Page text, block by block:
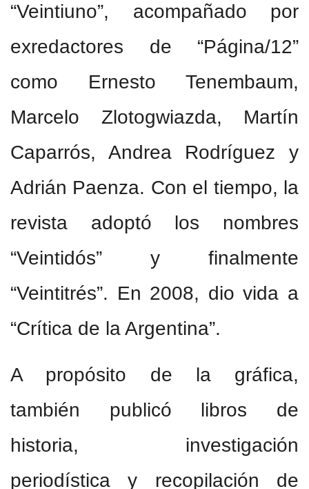
“Veintiuno”, acompañado por
exredactores de “Página/12”
como Ernesto Tenembaum,
Marcelo Zlotogwiazda, Martín
Caparrós, Andrea Rodríguez y
Adrián Paenza. Con el tiempo, la
revista adoptó los nombres
“Veintidós” y finalmente
“Veintitrés”. En 2008, dio vida a
“Crítica de la Argentina”.
A propósito de la gráfica,
también publicó libros de
historia, investigación
periodística y recopilación de